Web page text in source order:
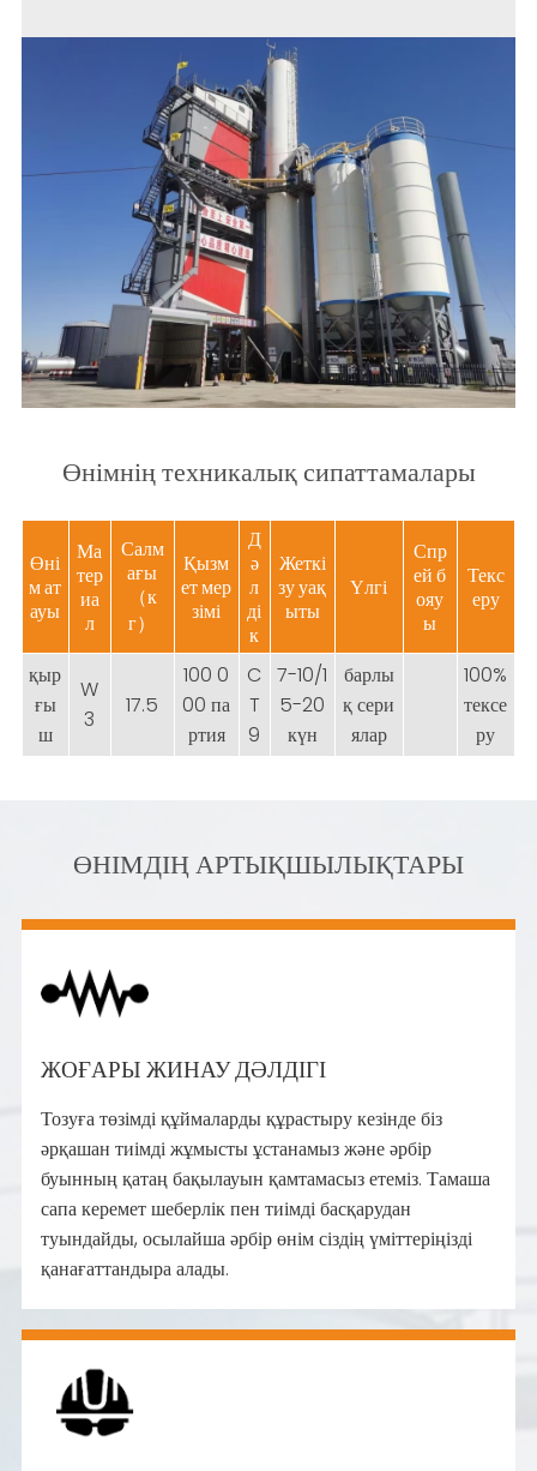
Өнімнің техникалық сипаттамалары
Өні
м ат
ауы
Ма
тер
иа
л
Салм
ағы
（к
г）
Қызм
ет мер
зімі
Д
ә
л
ді
к
Жеткі
зу уақ
ыты
Үлгі
Спр
ей б
ояу
ы
Текс
еру
қыр
ғы
ш
W
3
17.5
100 0
00 па
ртия
C
T
9
7-10/1
5-20
күн
барлы
қ сери
ялар
100%
тексе
ру
ӨНІМДІҢ АРТЫҚШЫЛЫҚТАРЫ
ЖОҒАРЫ ЖИНАУ ДӘЛДІГІ
Тозуға төзімді құймаларды құрастыру кезінде біз
әрқашан тиімді жұмысты ұстанамыз және әрбір
буынның қатаң бақылауын қамтамасыз етеміз. Тамаша
сапа керемет шеберлік пен тиімді басқарудан
туындайды, осылайша әрбір өнім сіздің үміттеріңізді
қанағаттандыра алады.